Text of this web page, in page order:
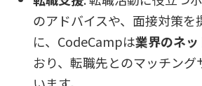
のアドバイスや、面接対策を
に、CodeCampは業界のネッ
おり、転職先とのマッチング